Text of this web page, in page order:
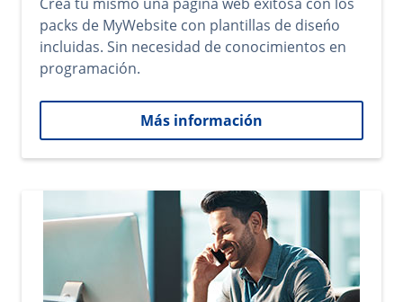
packs de MyWebsite con plantillas de diseńo
incluidas. Sin necesidad de conocimientos en
programación.
Más información